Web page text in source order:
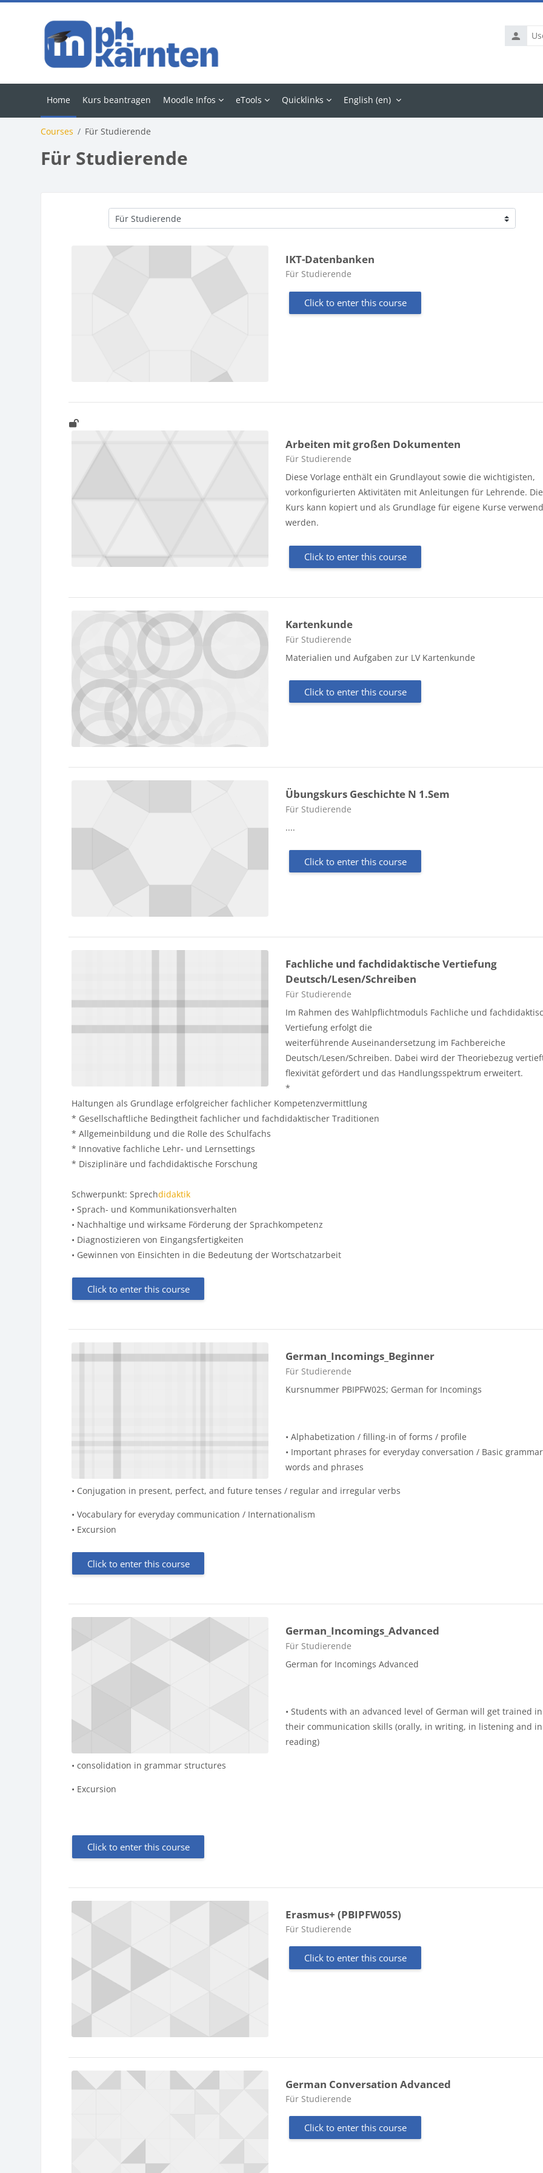
Home Kurs beantragen Moodle Infos eTools Quicklinks English ‎(en)‎
Courses Für Studierende
Für Studierende
Course categories
IKT-Datenbanken
Course category
Für Studierende
Click to enter this course
Arbeiten mit großen Dokumenten
Course category
Für Studierende
Diese Vorlage enthält ein Grundlayout sowie die wichtigisten,
vorkonfigurierten Aktivitäten mit Anleitungen für Lehrende.
Kurs kann kopiert und als Grundlage für eigene Kurse
werden.
Click to enter this course
Kartenkunde
Course category
Für Studierende
Materialien und Aufgaben zur LV Kartenkunde
Click to enter this course
Übungskurs Geschichte N 1.Sem
Course category
Für Studierende
....
Click to enter this course
Fachliche und fachdidaktische Vertiefung
Deutsch/Lesen/Schreiben
Course category
Für Studierende
Im Rahmen des Wahlpflichtmoduls Fachliche und
Vertiefung erfolgt die
weiterführende Auseinandersetzung im Fachbereiche
Deutsch/Lesen/Schreiben. Dabei wird der Theoriebezug
flexivität gefördert und das Handlungsspektrum erweitert.
*
Haltungen als Grundlage erfolgreicher fachlicher Kompetenzvermittlung
* Gesellschaftliche Bedingtheit fachlicher und fachdidaktischer Traditionen
* Allgemeinbildung und die Rolle des Schulfachs
* Innovative fachliche Lehr‐ und Lernsettings
* Disziplinäre und fachdidaktische Forschung
Schwerpunkt: Sprechdidaktik
• Sprach- und Kommunikationsverhalten
• Nachhaltige und wirksame Förderung der Sprachkompetenz
• Diagnostizieren von Eingangsfertigkeiten
• Gewinnen von Einsichten in die Bedeutung der Wortschatzarbeit
Click to enter this course
German_Incomings_Beginner
Course category
Für Studierende
Kursnummer PBIPFW02S; German for Incomings
• Alphabetization / filling-in of forms / profile
• Important phrases for everyday conversation / Basic
words and phrases
• Conjugation in present, perfect, and future tenses / regular and irregular verbs
• Vocabulary for everyday communication / Internationalism
• Excursion
Click to enter this course
German_Incomings_Advanced
Course category
Für Studierende
German for Incomings Advanced
• Students with an advanced level of German will get trained in
their communication skills (orally, in writing, in listening and in
reading)
• consolidation in grammar structures
• Excursion
Click to enter this course
Erasmus+ (PBIPFW05S)
Course category
Für Studierende
Click to enter this course
German Conversation Advanced
Course category
Für Studierende
Click to enter this course